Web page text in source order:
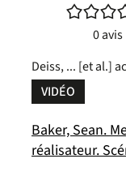
/5
0avis
Deiss, ... [et al.]
VIDÉO
Baker, Sean.
réalisateur.